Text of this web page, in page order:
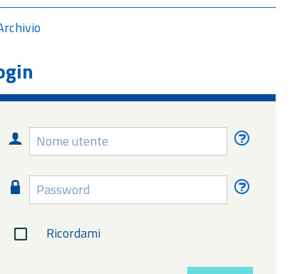
Nome
utente
Nome
utente
Password
Password
Ricordami